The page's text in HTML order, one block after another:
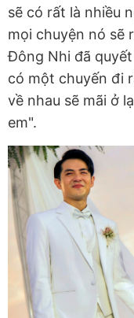
sẽ có rất là nhiều
mọi chuyện nó sẽ
Đông Nhi đã
có một chuyến đi
về nhau sẽ mãi ở
em".